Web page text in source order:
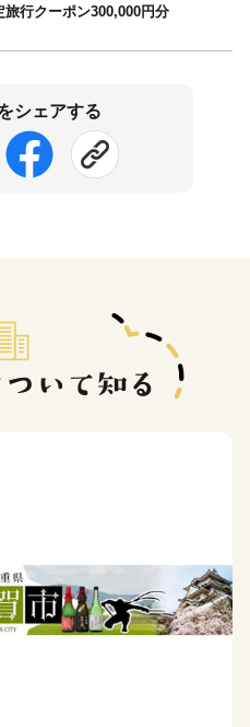
行クーポン300,000円分
シェアする